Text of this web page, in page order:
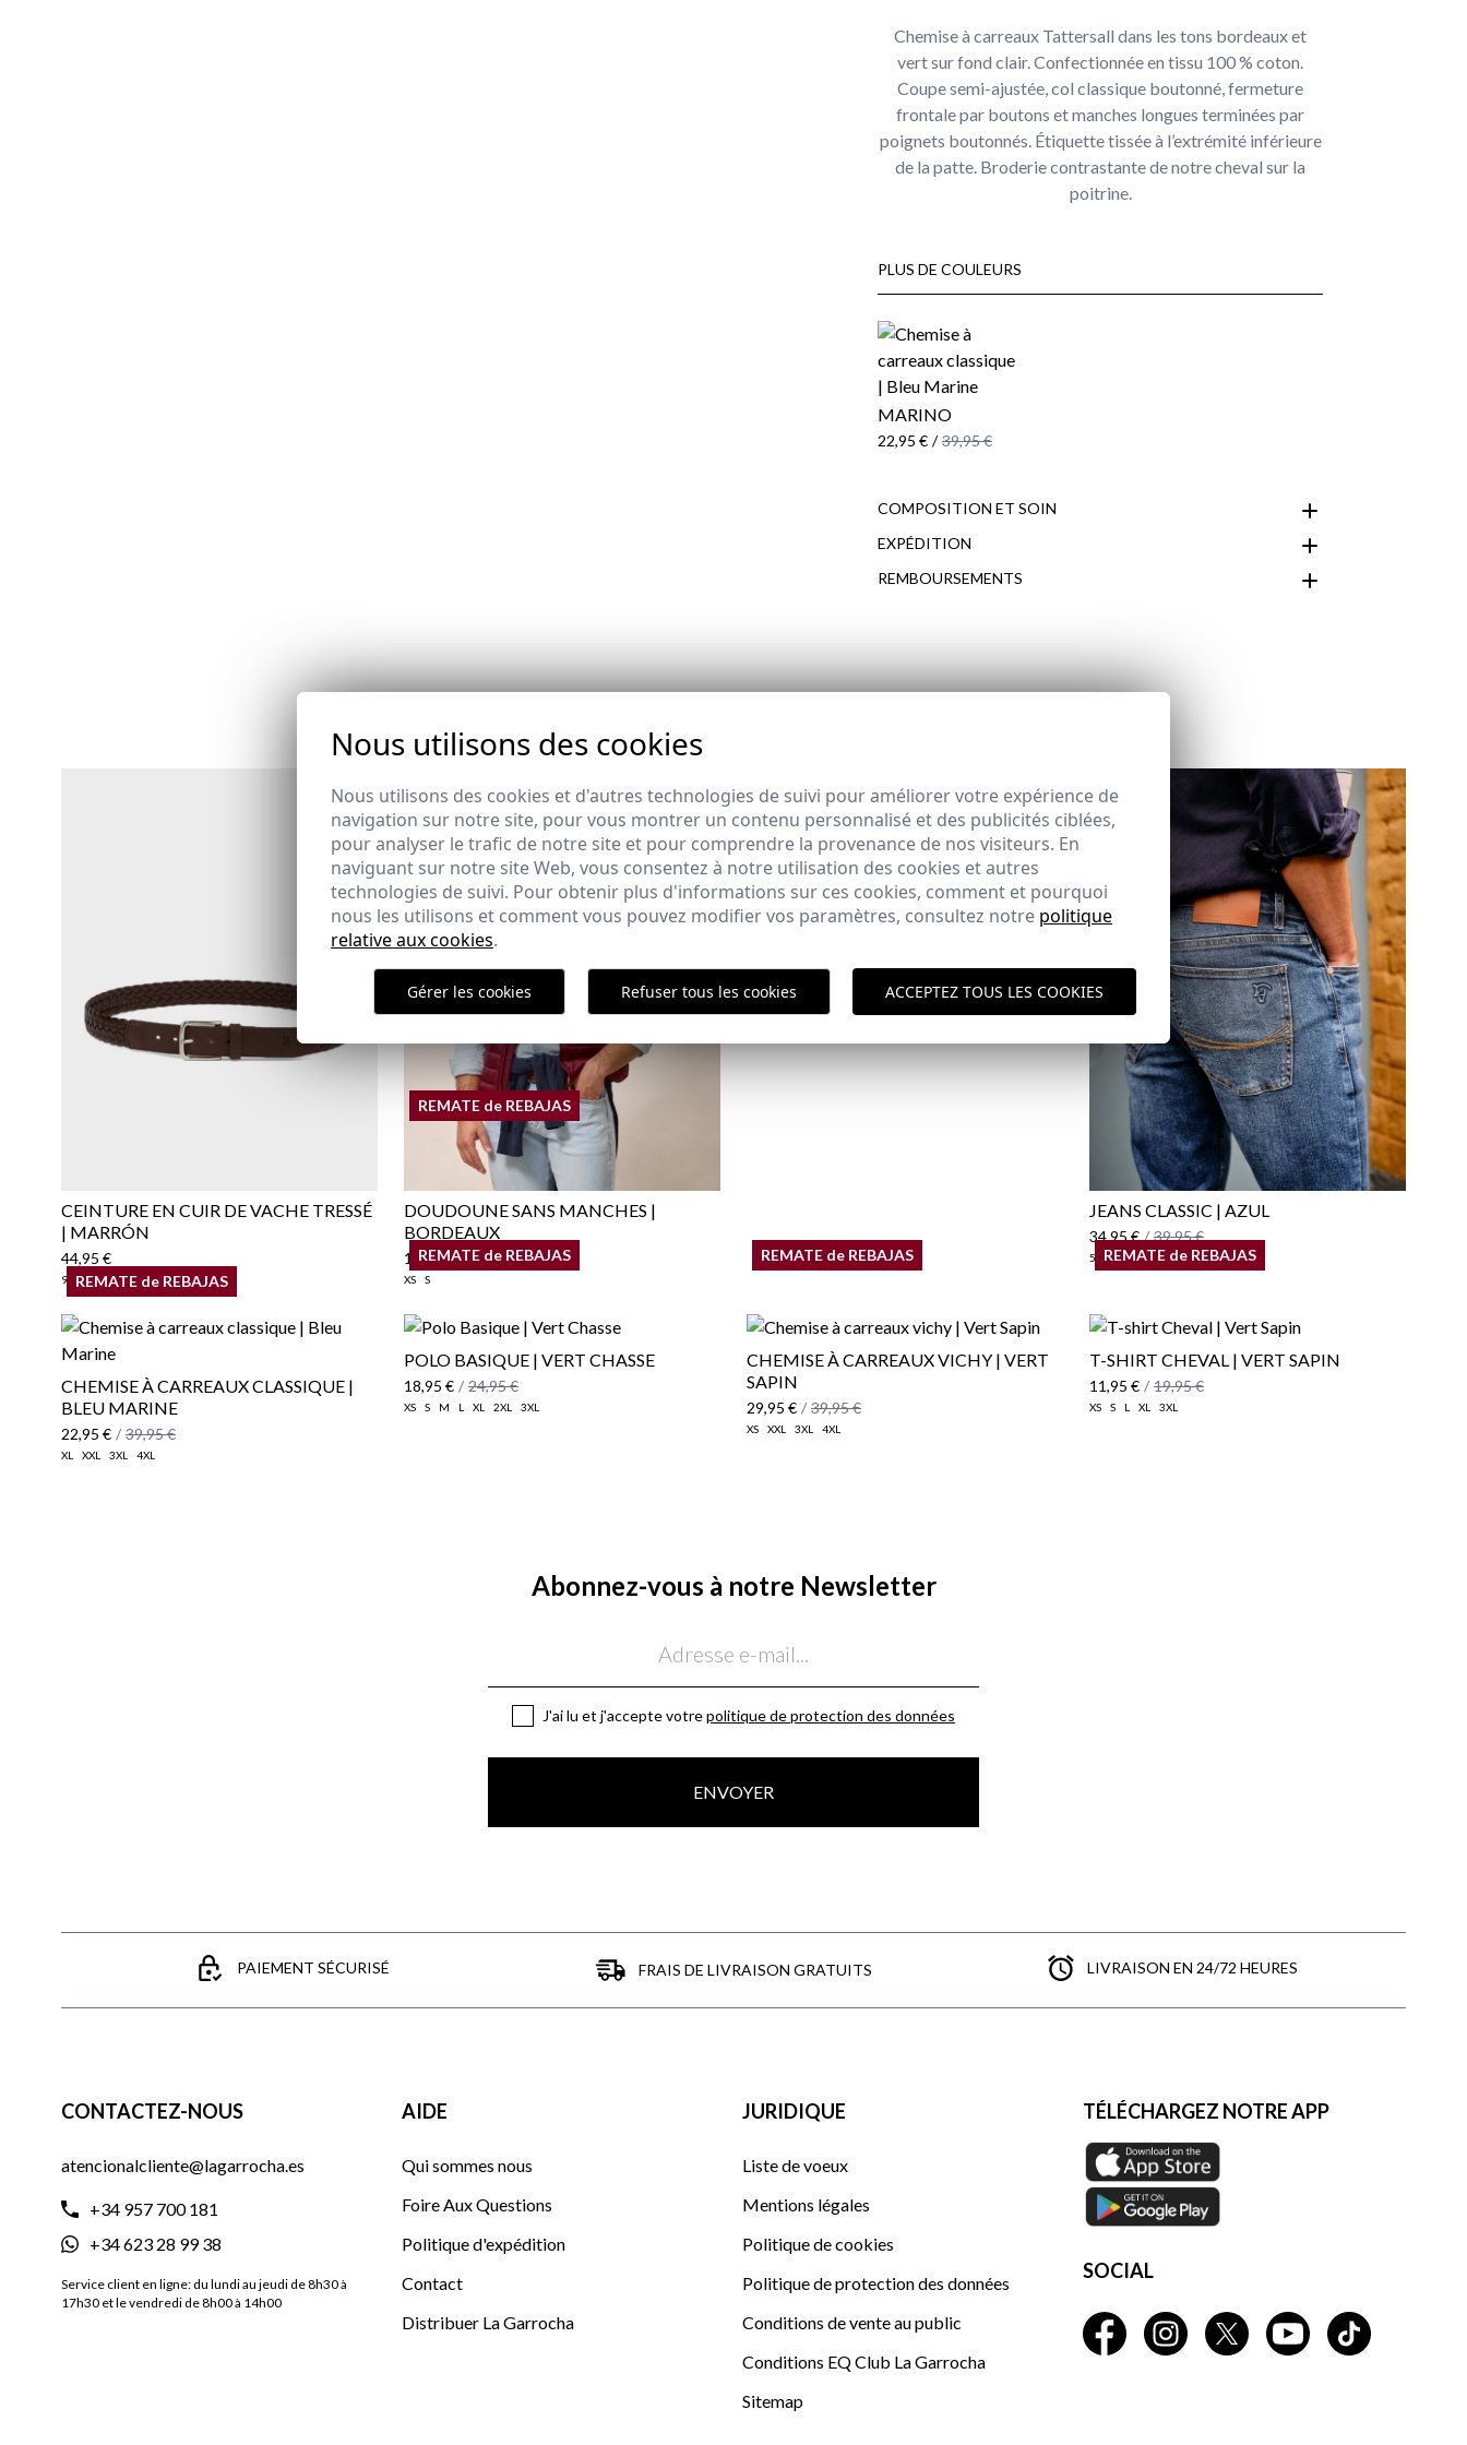
Chemise à carreaux Tattersall dans les tons bordeaux et
vert sur fond clair. Confectionnée en tissu 100 % coton.
Coupe semi-ajustée, col classique boutonné, fermeture
frontale par boutons et manches longues terminées par
poignets boutonnés. Étiquette tissée à l’extrémité inférieure
de la patte. Broderie contrastante de notre cheval sur la
poitrine.
PLUS DE COULEURS
MARINO
22,95 € / 39,95 €
COMPOSITION ET SOIN
EXPÉDITION
Politique d'expédition
REMBOURSEMENTS
ici
CEINTURE EN CUIR DE VACHE TRESSÉ
| MARRÓN
44,95 €
90 95 100 105 110
REMATE de REBAJAS
DOUDOUNE SANS MANCHES |
BORDEAUX
19,95 € / 29,95 €
XS S
CHAUSSURE LANCE
65,95 €
39 42 45
JEANS CLASSIC | AZUL
34,95 € / 39,95 €
50
REMATE de REBAJAS
CHEMISE À CARREAUX CLASSIQUE |
BLEU MARINE
22,95 € / 39,95 €
XL XXL 3XL 4XL
REMATE de REBAJAS
POLO BASIQUE | VERT CHASSE
18,95 € / 24,95 €
XS S M L XL 2XL 3XL
REMATE de REBAJAS
CHEMISE À CARREAUX VICHY | VERT
SAPIN
29,95 € / 39,95 €
XS XXL 3XL 4XL
REMATE de REBAJAS
T-SHIRT CHEVAL | VERT SAPIN
11,95 € / 19,95 €
XS S L XL 3XL
Abonnez-vous à notre Newsletter
J'ai lu et j'accepte votrepolitique de protection des données
ENVOYER
PAIEMENT SÉCURISÉ FRAIS DE LIVRAISON GRATUITS LIVRAISON EN 24/72 HEURES
CONTACTEZ-NOUS
atencionalcliente@lagarrocha.es
+34 957 700 181
+34 623 28 99 38
Service client en ligne: du lundi au jeudi de 8h30 à
17h30 et le vendredi de 8h00 à 14h00
AIDE
Qui sommes nous
Foire Aux Questions
Politique d'expédition
Contact
Distribuer La Garrocha
JURIDIQUE
Liste de voeux
Mentions légales
Politique de cookies
Politique de protection des données
Conditions de vente au public
Conditions EQ Club La Garrocha
Sitemap
TÉLÉCHARGEZ NOTRE APP
SOCIAL
Nous utilisons des cookies
Nous utilisons des cookies et d'autres technologies de suivi pour améliorer votre expérience de
navigation sur notre site, pour vous montrer un contenu personnalisé et des publicités ciblées,
pour analyser le trafic de notre site et pour comprendre la provenance de nos visiteurs. En
naviguant sur notre site Web, vous consentez à notre utilisation des cookies et autres
technologies de suivi. Pour obtenir plus d'informations sur ces cookies, comment et pourquoi
nous les utilisons et comment vous pouvez modifier vos paramètres, consultez notre politique
relative aux cookies.
Gérer les cookies Refuser tous les cookies ACCEPTEZ TOUS LES COOKIES